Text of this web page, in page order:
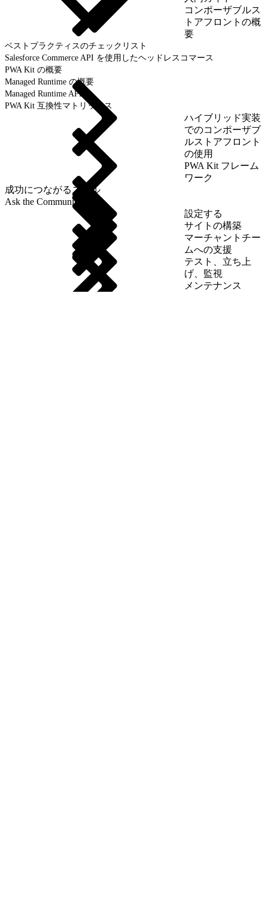
コンポーザブルス
トアフロントの概
要
ベストプラクティスのチェックリスト
Salesforce Commerce API を使用したヘッドレスコマース
PWA Kit の概要
Managed Runtime の概要
Managed Runtime API
PWA Kit 互換性マトリックス
ハイブリッド実装
でのコンポーザブ
ルストアフロント
の使用
PWA Kit フレーム
ワーク
成功につながるスキル
Ask the Community
設定する
サイトの構築
マーチャントチー
ムへの支援
テスト、立ち上
げ、監視
メンテナンス